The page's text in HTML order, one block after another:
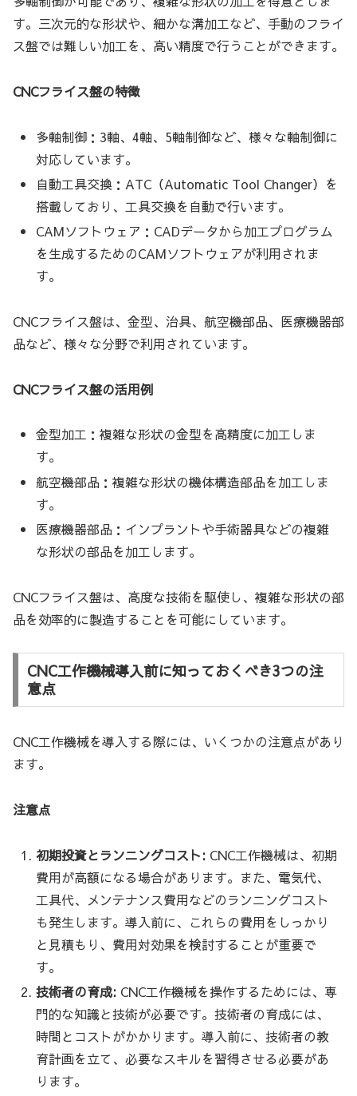
す。三次元的な形状や、細かな溝加工など、手動のフライ
ス盤では難しい加工を、高い精度で行うことができます。
CNCフライス盤の特徴
多軸制御：3軸、4軸、5軸制御など、様々な軸制御に
対応しています。
自動工具交換：ATC（Automatic Tool Changer）を
搭載しており、工具交換を自動で行います。
CAMソフトウェア：CADデータから加工プログラム
を生成するためのCAMソフトウェアが利用されま
す。
CNCフライス盤は、金型、治具、航空機部品、医療機器部
品など、様々な分野で利用されています。
CNCフライス盤の活用例
金型加工：複雑な形状の金型を高精度に加工しま
す。
航空機部品：複雑な形状の機体構造部品を加工しま
す。
医療機器部品：インプラントや手術器具などの複雑
な形状の部品を加工します。
CNCフライス盤は、高度な技術を駆使し、複雑な形状の部
品を効率的に製造することを可能にしています。
CNC工作機械導入前に知っておくべき3つの注
意点
CNC工作機械を導入する際には、いくつかの注意点があり
ます。
注意点
初期投資とランニングコスト: CNC工作機械は、初期
費用が高額になる場合があります。また、電気代、
工具代、メンテナンス費用などのランニングコスト
も発生します。導入前に、これらの費用をしっかり
と見積もり、費用対効果を検討することが重要で
す。
技術者の育成: CNC工作機械を操作するためには、専
門的な知識と技術が必要です。技術者の育成には、
時間とコストがかかります。導入前に、技術者の教
育計画を立て、必要なスキルを習得させる必要があ
ります。